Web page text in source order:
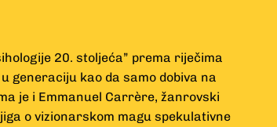
20. stoljeća” prema riječima
generaciju kao da samo dobiva na
je i Emmanuel Carrère, žanrovski
o vizionarskom magu spekulativne